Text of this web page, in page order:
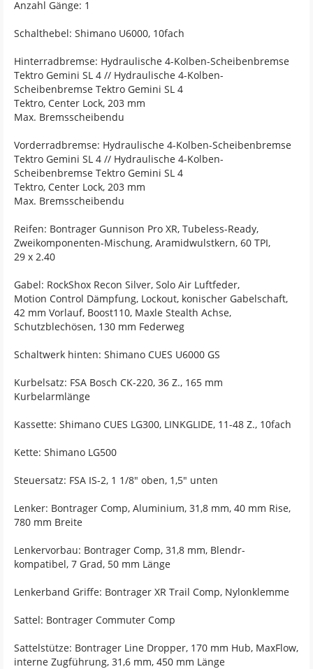
Anzahl Gänge: 1
Schalthebel: Shimano U6000, 10fach
Hinterradbremse: Hydraulische 4-Kolben-Scheibenbremse
Tektro Gemini SL 4 // Hydraulische 4-Kolben-
Scheibenbremse Tektro Gemini SL 4
Tektro, Center Lock, 203 mm
Max. Bremsscheibendu
Vorderradbremse: Hydraulische 4-Kolben-Scheibenbremse
Tektro Gemini SL 4 // Hydraulische 4-Kolben-
Scheibenbremse Tektro Gemini SL 4
Tektro, Center Lock, 203 mm
Max. Bremsscheibendu
Reifen: Bontrager Gunnison Pro XR, Tubeless-Ready,
Zweikomponenten-Mischung, Aramidwulstkern, 60 TPI,
29 x 2.40
Gabel: RockShox Recon Silver, Solo Air Luftfeder,
Motion Control Dämpfung, Lockout, konischer Gabelschaft,
42 mm Vorlauf, Boost110, Maxle Stealth Achse,
Schutzblechösen, 130 mm Federweg
Schaltwerk hinten: Shimano CUES U6000 GS
Kurbelsatz: FSA Bosch CK-220, 36 Z., 165 mm
Kurbelarmlänge
Kassette: Shimano CUES LG300, LINKGLIDE, 11-48 Z., 10fach
Kette: Shimano LG500
Steuersatz: FSA IS-2, 1 1/8" oben, 1,5" unten
Lenker: Bontrager Comp, Aluminium, 31,8 mm, 40 mm Rise,
780 mm Breite
Lenkervorbau: Bontrager Comp, 31,8 mm, Blendr-
kompatibel, 7 Grad, 50 mm Länge
Lenkerband Griffe: Bontrager XR Trail Comp, Nylonklemme
Sattel: Bontrager Commuter Comp
Sattelstütze: Bontrager Line Dropper, 170 mm Hub, MaxFlow,
interne Zugführung, 31,6 mm, 450 mm Länge